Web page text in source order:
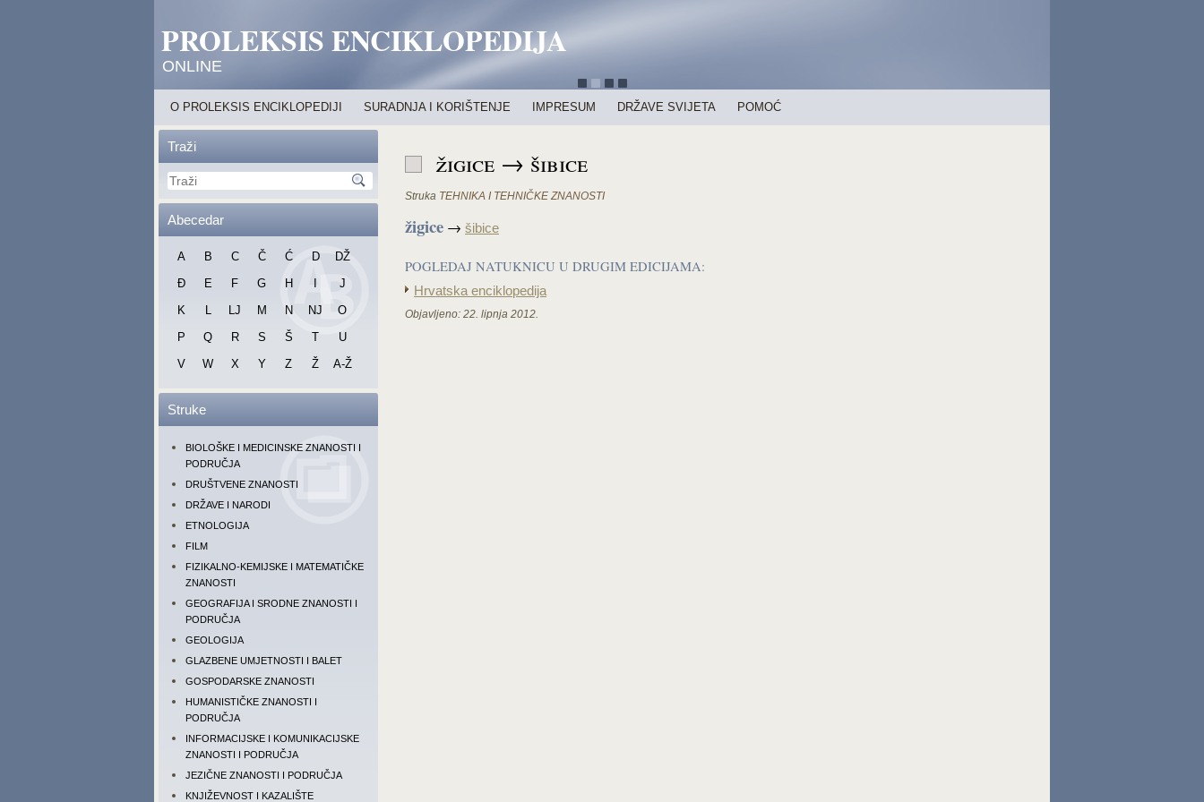
PROLEKSIS ENCIKLOPEDIJA
ONLINE
O PROLEKSIS ENCIKLOPEDIJI SURADNJA I KORIŠTENJE IMPRESUM DRŽAVE SVIJETA POMOĆ
Traži
Abecedar
A B C Č Ć D
DŽ
Đ
E F G H
J
K
L LJ M N NJ
O
P
Q R S Š T
U
V
W X Y Z Ž A-Ž
Struke
BIOLOŠKE I MEDICINSKE ZNANOSTI I
PODRUČJA
DRUŠTVENE ZNANOSTI
DRŽAVE I NARODI
ETNOLOGIJA
FILM
FIZIKALNO-KEMIJSKE I MATEMATIČKE
ZNANOSTI
GEOGRAFIJA I SRODNE ZNANOSTI I
PODRUČJA
GEOLOGIJA
GLAZBENE UMJETNOSTI I BALET
GOSPODARSKE ZNANOSTI
HUMANISTIČKE ZNANOSTI I
PODRUČJA
INFORMACIJSKE I KOMUNIKACIJSKE
ZNANOSTI I PODRUČJA
JEZIČNE ZNANOSTI I PODRUČJA
KNJIŽEVNOST I KAZALIŠTE
žigice → šibice
Struka TEHNIKA I TEHNIČKE ZNANOSTI
žigice → šibice
POGLEDAJ NATUKNICU U DRUGIM EDICIJAMA:
Hrvatska enciklopedija
Objavljeno: 22. lipnja 2012.